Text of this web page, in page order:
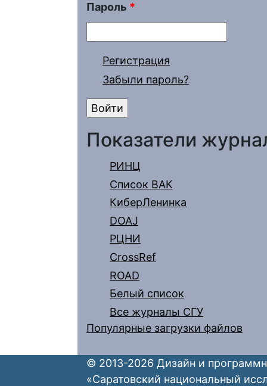
Пароль *
Регистрация
Забыли пароль?
Показатели
РИНЦ
Список ВАК
КиберЛенинка
DOAJ
РЦНИ
CrossRef
ROAD
Белый список
Все журналы СГУ
Популярные загрузки файлов
© 2013-2026 Дизайн и
«Саратовский национальный